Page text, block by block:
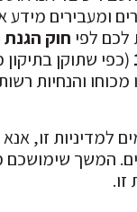
ומעבירים מידע
לכם לפי חוק
והנחיות
למדיניות זו, אנא
המשך שימושכם